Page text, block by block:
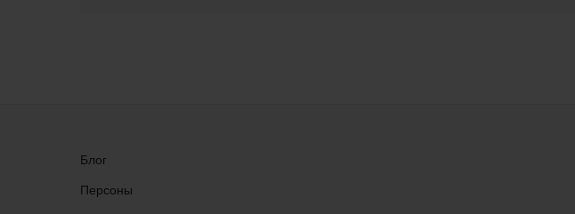
Блог
Персоны